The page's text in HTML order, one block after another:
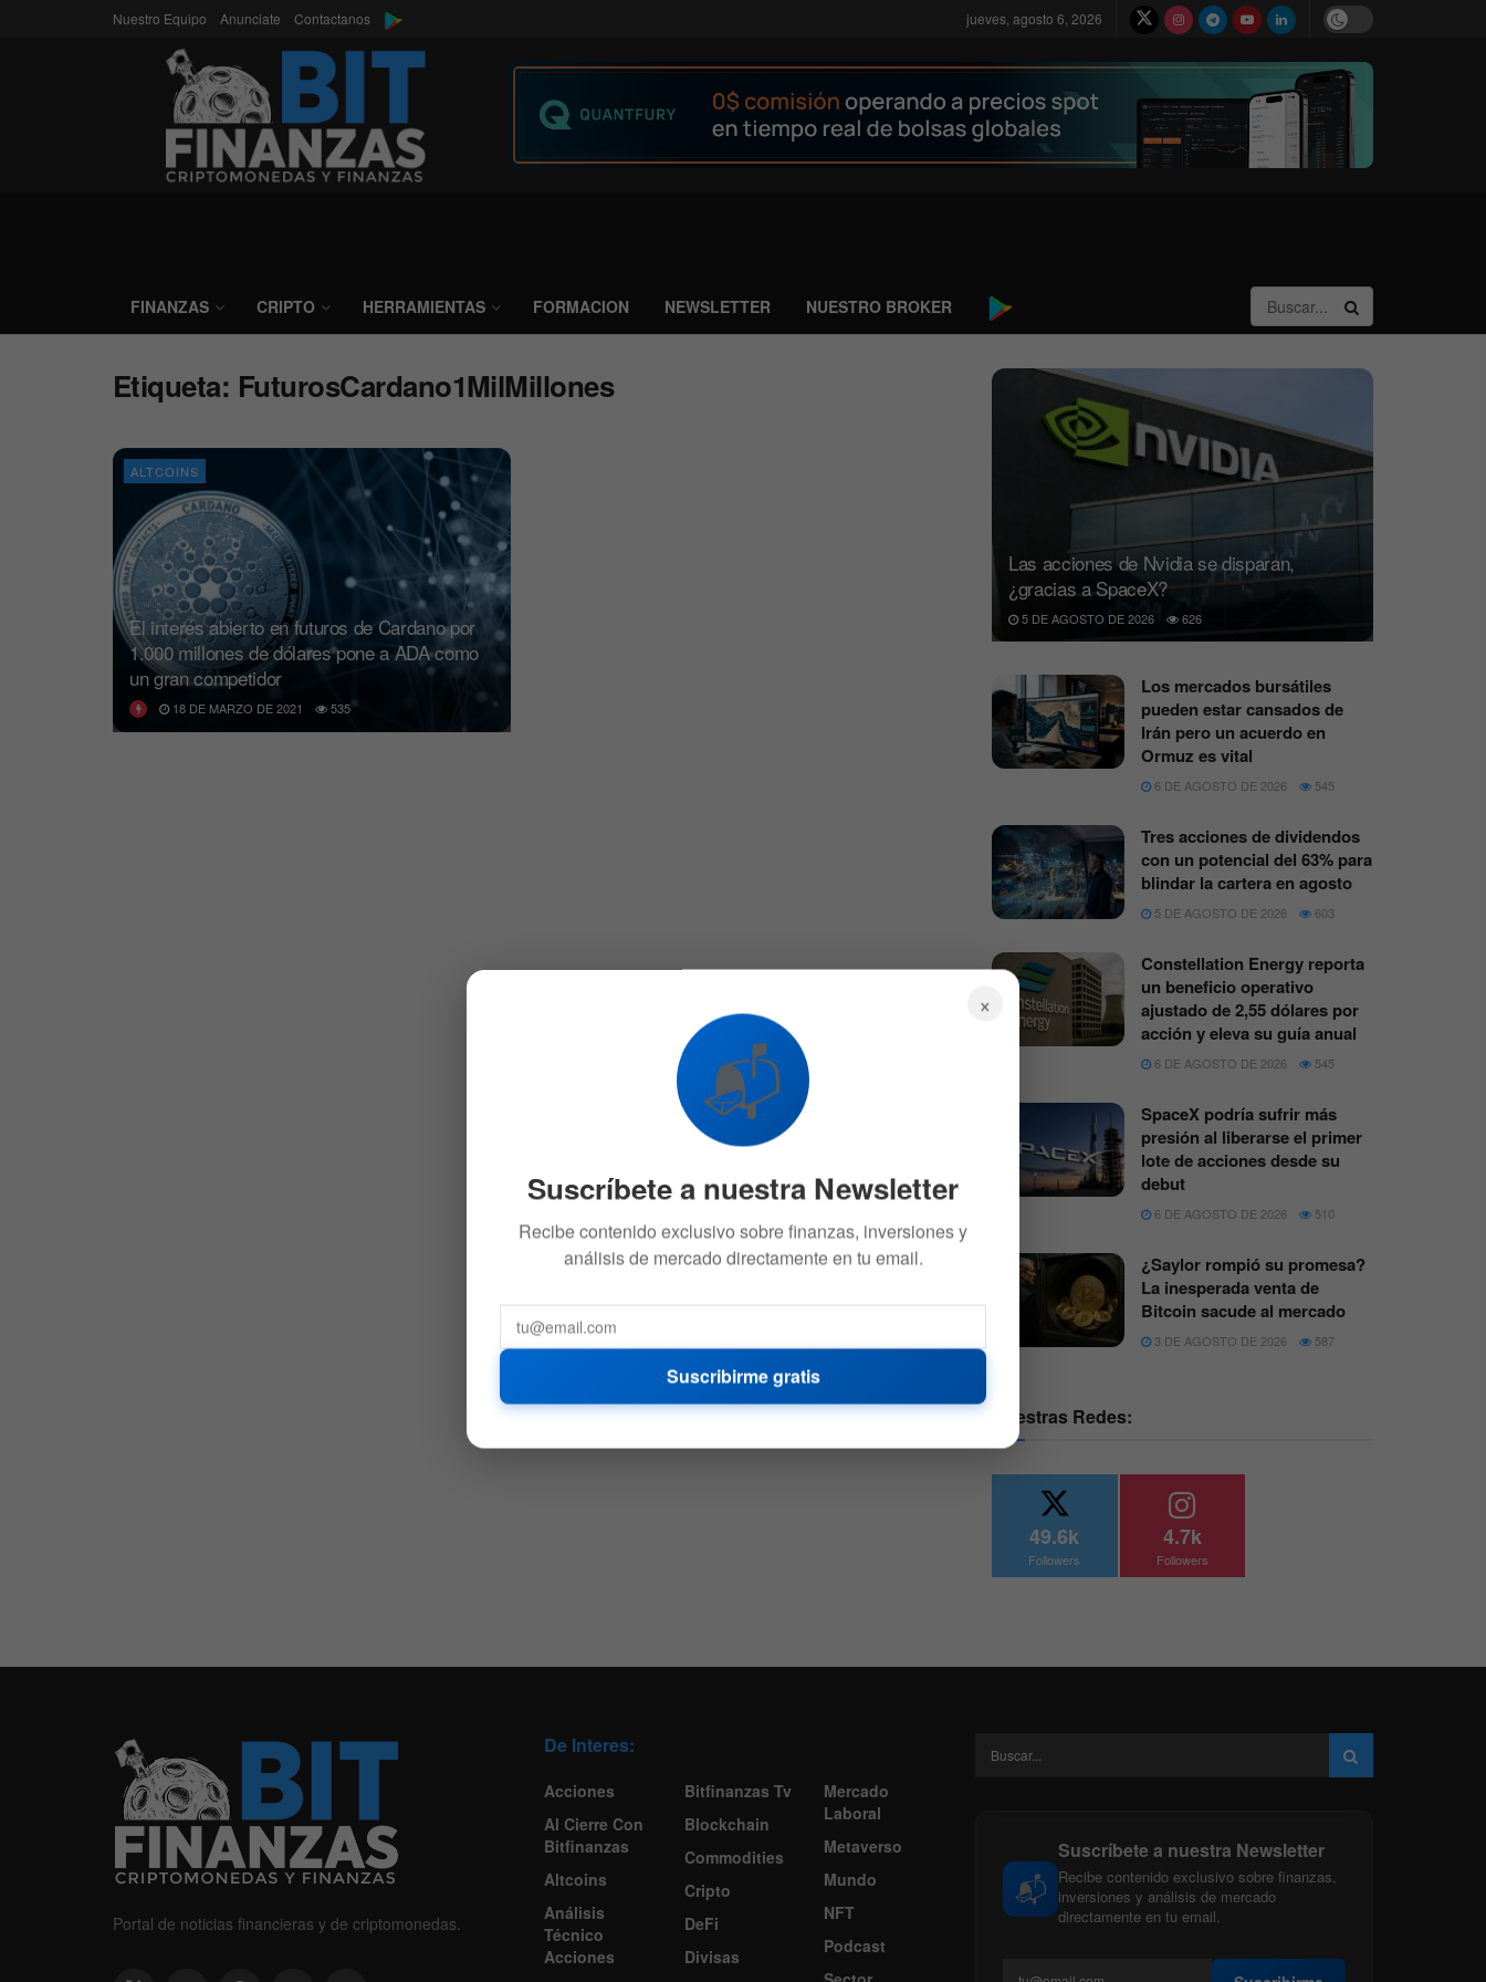
Nuestro Equipo Anunciate Contactanos jueves, agosto 6, 2026
FINANZAS CRIPTO HERRAMIENTAS FORMACION NEWSLETTER NUESTRO BROKER
Etiqueta: FuturosCardano1MilMillones
ALTCOINS
El interés abierto en futuros de Cardano por
1.000 millones de dólares pone a ADA como
un gran competidor
18 DE MARZO DE 2021 535
Las acciones de Nvidia se disparan,
¿gracias a SpaceX?
5 DE AGOSTO DE 2026 626
Los mercados bursátiles
pueden estar cansados de
Irán pero un acuerdo en
Ormuz es vital
6 DE AGOSTO DE 2026 545
Tres acciones de dividendos
con un potencial del 63% para
blindar la cartera en agosto
5 DE AGOSTO DE 2026 603
Constellation Energy reporta
un beneficio operativo
ajustado de 2,55 dólares por
acción y eleva su guía anual
6 DE AGOSTO DE 2026 545
SpaceX podría sufrir más
presión al liberarse el primer
lote de acciones desde su
debut
6 DE AGOSTO DE 2026 510
¿Saylor rompió su promesa?
La inesperada venta de
Bitcoin sacude al mercado
3 DE AGOSTO DE 2026 587
Nuestras Redes:
49.6k
Followers
4.7k
Followers
Portal de noticias financieras y de criptomonedas.
De Interes:
Acciones
Al Cierre Con
Bitfinanzas
Altcoins
Análisis
Técnico
Acciones
Bitfinanzas Tv
Blockchain
Commodities
Cripto
DeFi
Divisas
Mercado
Laboral
Metaverso
Mundo
NFT
Podcast
📬
Suscríbete a nuestra Newsletter
Recibe contenido exclusivo sobre finanzas,
inversiones y análisis de mercado
directamente en tu email.
×
📬
Suscríbete a nuestra Newsletter
Recibe contenido exclusivo sobre finanzas, inversiones y
análisis de mercado directamente en tu email.
Suscribirme gratis